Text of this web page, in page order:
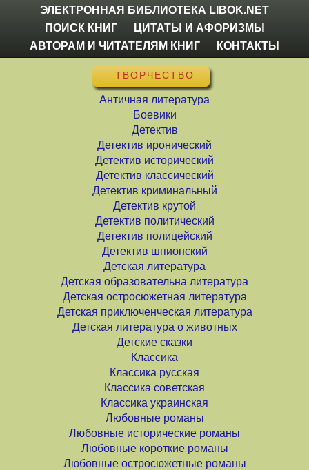
ЭЛЕКТРОННАЯ БИБЛИОТЕКА LIBOK.NET
ПОИСК КНИГ
ЦИТАТЫ И АФОРИЗМЫ
АВТОРАМ И ЧИТАТЕЛЯМ КНИГ
КОНТАКТЫ
ТВОРЧЕСТВО
Античная литература
Боевики
Детектив
Детектив иронический
Детектив исторический
Детектив классический
Детектив криминальный
Детектив крутой
Детектив политический
Детектив полицейский
Детектив шпионский
Детская литература
Детская образовательна литература
Детская остросюжетная литература
Детская приключенческая литература
Детская литература о животных
Детские сказки
Классика
Классика русская
Классика советская
Классика украинская
Любовные романы
Любовные исторические романы
Любовные короткие романы
Любовные остросюжетные романы